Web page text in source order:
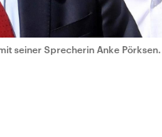
seiner Sprecherin Anke Pörksen.